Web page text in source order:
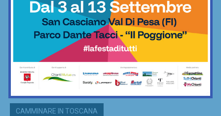
CAMMINARE IN TOSCANA